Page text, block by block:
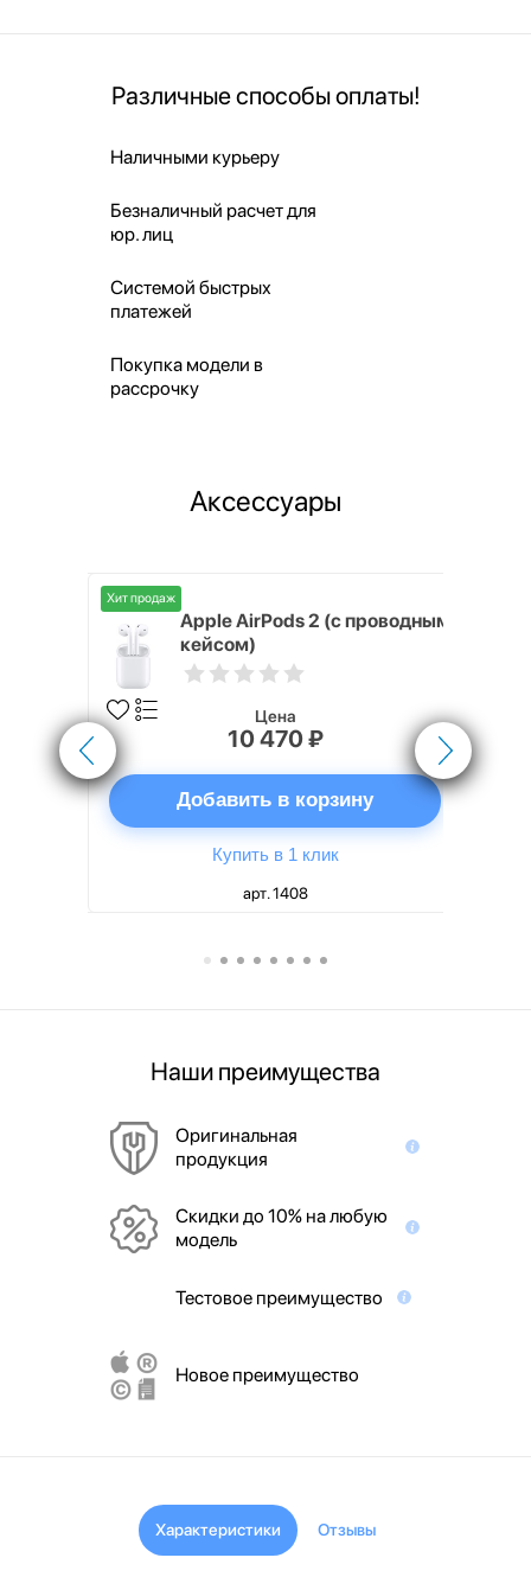
Различные способы оплаты!
Наличными курьеру
Безналичный расчет для
юр. лиц
Системой быстрых
платежей
Покупка модели в
рассрочку
Аксессуары
Хит продаж
Apple AirPods 2 (с проводным
кейсом)
Цена
10 470 ₽
Добавить в корзину
Купить в 1 клик
арт. 1408
Наши преимущества
Оригинальная
продукция
Скидки до 10% на любую
модель
Тестовое преимущество
Новое преимущество
Характеристики Отзывы